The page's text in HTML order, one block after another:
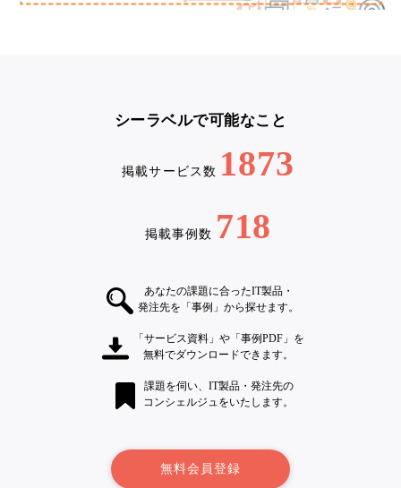
シーラベルで可能なこと
掲載サービス数 1873
掲載事例数 718
あなたの課題に合ったIT製品・
発注先を「事例」から探せます。
「サービス資料」や「事例PDF」を
無料でダウンロードできます。
課題を伺い、IT製品・発注先の
コンシェルジュをいたします。
無料会員登録